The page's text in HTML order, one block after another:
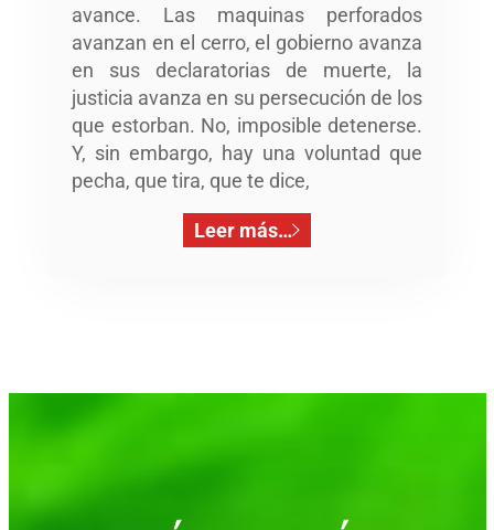
avance. Las maquinas perforados
avanzan en el cerro, el gobierno avanza
en sus declaratorias de muerte, la
justicia avanza en su persecución de los
que estorban. No, imposible detenerse.
Y, sin embargo, hay una voluntad que
pecha, que tira, que te dice,
Leer más…